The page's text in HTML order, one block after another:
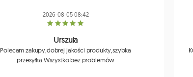
2026-08-05 08:42
Urszula
Polecam zakupy,dobrej jakości produkty,szybka
przesyłka.Wszystko bez problemów